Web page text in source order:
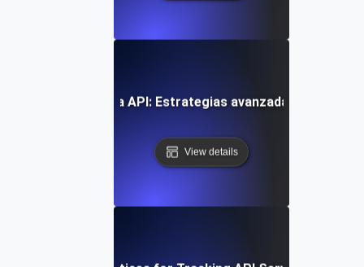
la fiabilidad de la API: Estrategias avanzadas de
View details